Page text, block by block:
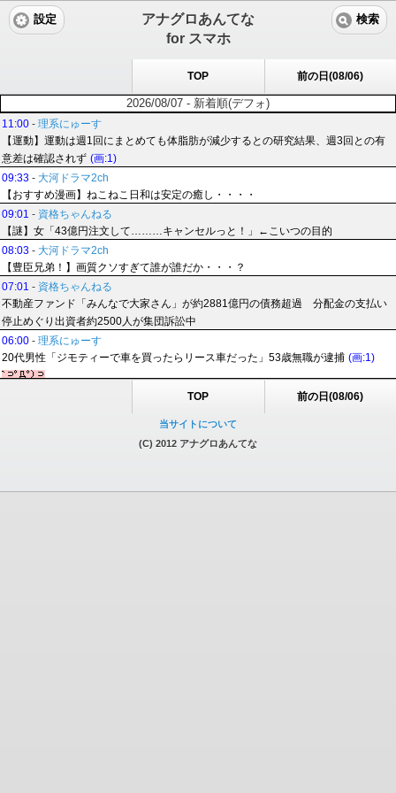
アナグロあんてな
for スマホ
設定 検索
TOP 前の日(08/06)
2026/08/07 - 新着順(デフォ)
11:00 - 理系にゅーす
【運動】運動は週1回にまとめても体脂肪が減少するとの研究結果、週3回との有
意差は確認されず (画:1)
09:33 - 大河ドラマ2ch
【おすすめ漫画】ねこねこ日和は安定の癒し・・・・
09:01 - 資格ちゃんねる
【謎】女「43億円注文して………キャンセルっと！」←こいつの目的
08:03 - 大河ドラマ2ch
【豊臣兄弟！】画質クソすぎて誰が誰だか・・・？
07:01 - 資格ちゃんねる
不動産ファンド「みんなで大家さん」が約2881億円の債務超過 分配金の支払い
停止めぐり出資者約2500人が集団訴訟中
06:00 - 理系にゅーす
20代男性「ジモティーで車を買ったらリース車だった」53歳無職が逮捕 (画:1)
TOP 前の日(08/06)
当サイトについて
(C) 2012 アナグロあんてな